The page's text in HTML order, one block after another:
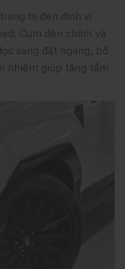
bị đèn định vị
Cụm đèn chính và
sang đặt ngang, bố
nhiệm giúp tăng tầm